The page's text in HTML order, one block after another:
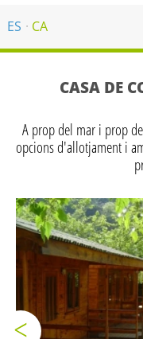
ES CA
CASA DE
A prop del mar i prop
opcions d'allotjament i